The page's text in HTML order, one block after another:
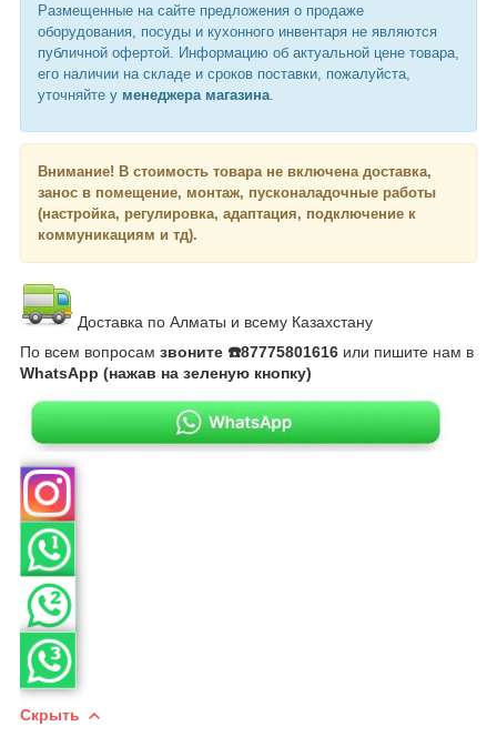
Размещенные на сайте предложения о продаже
оборудования, посуды и кухонного инвентаря не являются
публичной офертой. Информацию об актуальной цене товара,
его наличии на складе и сроков поставки, пожалуйста,
уточняйте у менеджера магазина
Внимание! В стоимость товара не включена доставка,
занос в помещение, монтаж, пусконаладочные работы
(настройка, регулировка, адаптация, подключение к
коммуникациям и тд).
Доставка по Алматы и всему Казахстану
По всем вопросам звоните ☎️87775801616 или пишите нам в
WhatsApp (нажав на зеленую кнопку)
Скрыть